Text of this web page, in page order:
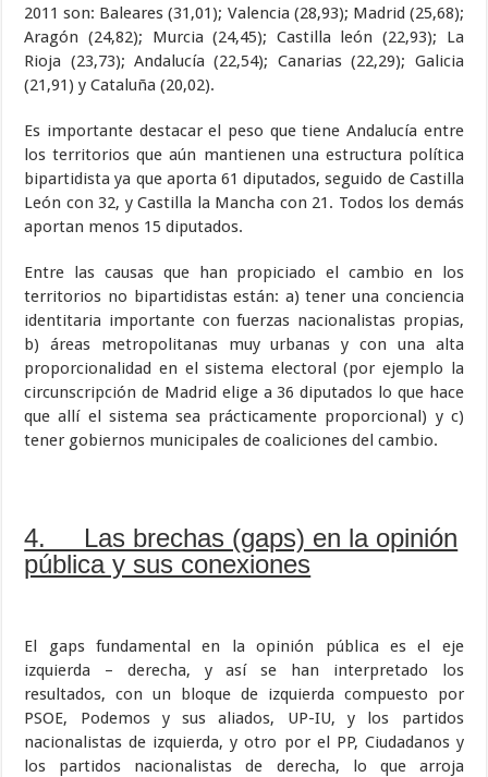
2011 son: Baleares (31,01); Valencia (28,93); Madrid (25,68);
Aragón (24,82); Murcia (24,45); Castilla león (22,93); La
Rioja (23,73); Andalucía (22,54); Canarias (22,29); Galicia
(21,91) y Cataluña (20,02).
Es importante destacar el peso que tiene Andalucía entre
los territorios que aún mantienen una estructura política
bipartidista ya que aporta 61 diputados, seguido de Castilla
León con 32, y Castilla la Mancha con 21. Todos los demás
aportan menos 15 diputados.
Entre las causas que han propiciado el cambio en los
territorios no bipartidistas están: a) tener una conciencia
identitaria importante con fuerzas nacionalistas propias,
b) áreas metropolitanas muy urbanas y con una alta
proporcionalidad en el sistema electoral (por ejemplo la
circunscripción de Madrid elige a 36 diputados lo que hace
que allí el sistema sea prácticamente proporcional) y c)
tener gobiernos municipales de coaliciones del cambio.
4. Las brechas (gaps) en la opinión
pública y sus conexiones
El gaps fundamental en la opinión pública es el eje
izquierda – derecha, y así se han interpretado los
resultados, con un bloque de izquierda compuesto por
PSOE, Podemos y sus aliados, UP-IU, y los partidos
nacionalistas de izquierda, y otro por el PP, Ciudadanos y
los partidos nacionalistas de derecha, lo que arroja